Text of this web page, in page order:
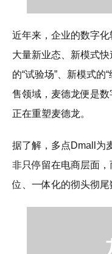
近年来，企业的数字化
大量新业态、新模式
的“试验场”、新模式的
售领域，麦德龙便是
正在重塑麦德龙。
据了解，多点Dmall为
非只停留在电商层面
位、一体化的彻头彻尾